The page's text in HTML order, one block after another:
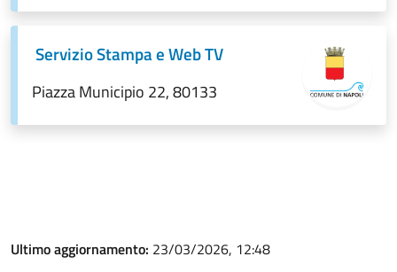
Servizio Stampa e Web TV
Piazza Municipio 22, 80133
Ultimo aggiornamento: 23/03/2026, 12:48